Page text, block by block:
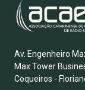
Av. Engenheiro
Max Tower
Coqueiros -